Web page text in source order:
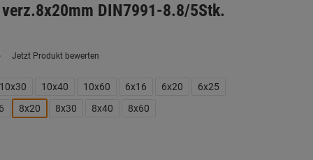
DIN7991-8.8/5Stk.
Jetzt Produkt bewerten
10x30 10x40 10x60 6x16 6x20
6x25
8x20 8x30 8x40 8x60